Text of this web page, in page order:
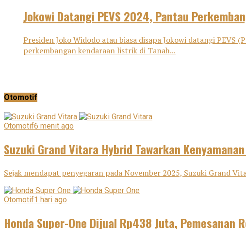
Jokowi Datangi PEVS 2024, Pantau
Presiden Joko Widodo atau biasa disapa Jokowi datangi
perkembangan kendaraan listrik di Tanah...
Otomotif
Otomotif6 menit ago
Suzuki Grand Vitara Hybrid Tawarkan
Sejak mendapat penyegaran pada November 2025, Suzuki Grand
Otomotif1 hari ago
Honda Super-One Dijual Rp438 Juta, Pemesanan